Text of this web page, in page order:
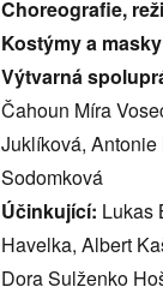
Choreografie,
Kostýmy a
Výtvarná
Čahoun Míra
Juklíková,
Sodomková
Účinkující: Lukas
Havelka, Albert
Dora Sulženko